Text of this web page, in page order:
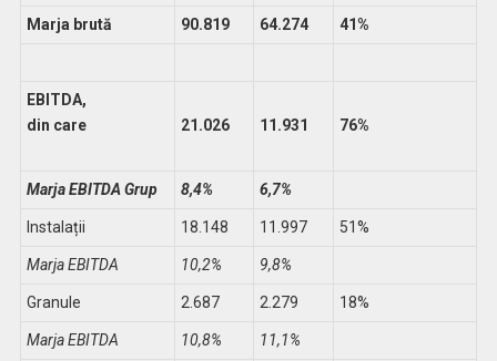
Marja brută 90.819 64.274 41%
EBITDA,
din care
21.026 11.931 76%
Marja EBITDA Grup 8,4% 6,7%
Instalații 18.148 11.997 51%
Marja EBITDA 10,2% 9,8%
Granule 2.687 2.279 18%
Marja EBITDA 10,8% 11,1%